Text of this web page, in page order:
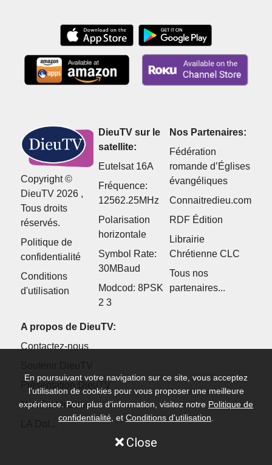
Copyright ©
DieuTV 2026 ,
Tous droits
réservés.
Politique de
confidentialité
Conditions
d'utilisation
DieuTV sur le
satellite:
Eutelsat 16A
Fréquence:
12562.25MHz
Polarisation
horizontale
Symbol Rate:
30MBaud
Modcod: 8PSK
2 3
Nos Partenaires:
Fédération
romande d’Églises
évangéliques
Connaitredieu.com
RDF Édition
Librairie
Chrétienne CLC
Tous nos
partenaires...
A propos de DieuTV:
Contactez-nous
Présentation DieuTV
Nos Partenaires
En poursuivant votre navigation sur ce site, vous acceptez
l’utilisation de cookies pour vous proposer une meilleure
expérience. Pour plus d’information, visitez notre Politique de
confidentialité , et Conditions d'utilisation